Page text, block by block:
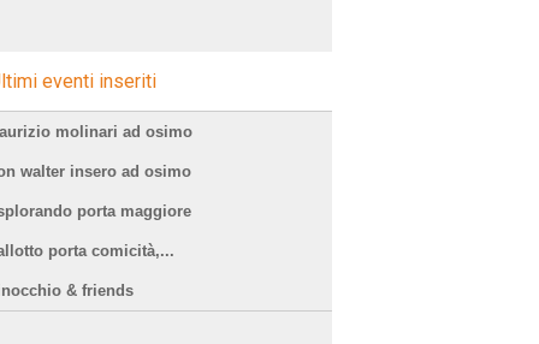
eventi inseriti
molinari ad osimo
walter insero ad osimo
porta maggiore
porta comicità,...
& friends